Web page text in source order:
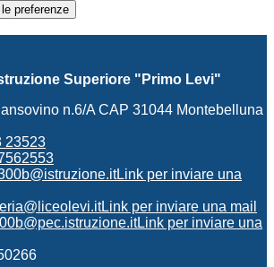
preferenze
Superiore "Primo Levi"
n.6/A CAP 31044 Montebelluna
23523
Link per inviare una
Link per inviare una mail
Link per inviare una